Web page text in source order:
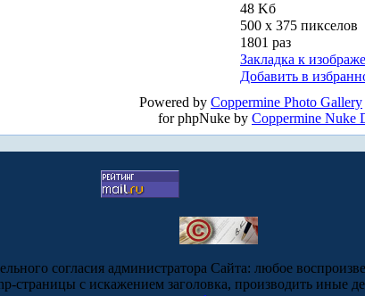
48 Kб
500 x 375 пикселов
1801 раз
Закладка к
Добавить в
Powered by Coppermine Photo Gallery
for phpNuke by Coppermine Nuke
согласия администратора Сайта: любое
страницы с искажением заголовка, производить иные